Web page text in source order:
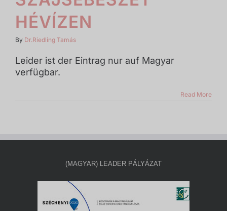
HÉVÍZEN
By Dr.Riedling Tamás
Leider ist der Eintrag nur auf Magyar
verfügbar.
Read More
(MAGYAR) LEADER PÁLYÁZAT